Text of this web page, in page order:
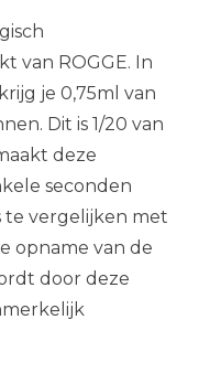
van ROGGE. In
je 0,75ml van
Dit is 1/20 van
deze
seconden
te vergelijken met
opname van de
door deze